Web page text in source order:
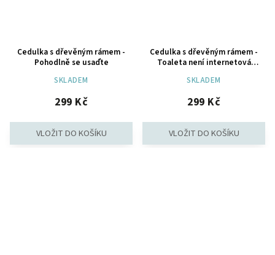
Cedulka s dřevěným rámem -
Pohodlně se usaďte
SKLADEM
299 Kč
Cedulka s dřevěným rámem -
Toaleta není internetová
SKLADEM
299 Kč